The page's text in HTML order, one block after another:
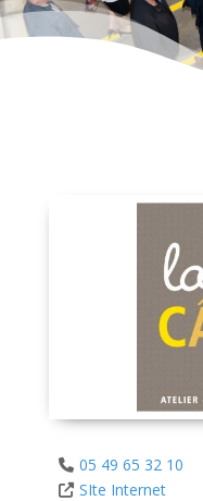
05 49 65 32 10
SIte Internet